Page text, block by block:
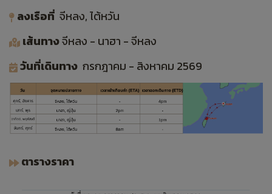
ลงเรือที่ จีหลง, ไต้หวัน
เส้นทางจีหลง - นาฮา - จีหลง
วันที่เดินทาง กรกฎาคม - สิงหาคม 2569
ตารางราคา